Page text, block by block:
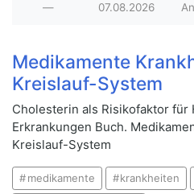
— 07.08.2026
Medikamente
Kreislauf-System
Cholesterin als Risikofaktor für
Erkrankungen Buch.
Kreislauf-System
medikamente krankheiten